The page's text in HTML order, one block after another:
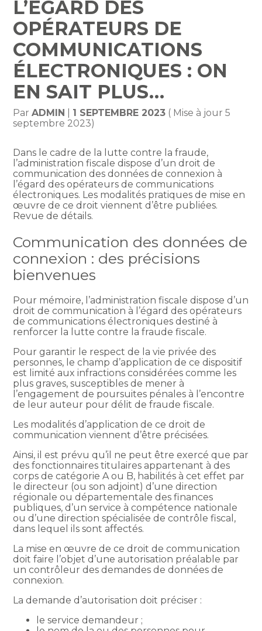
L’ÉGARD DES
OPÉRATEURS DE
COMMUNICATIONS
ÉLECTRONIQUES : ON
EN SAIT PLUS…
ParADMIN 1 SEPTEMBRE 2023 ( Mise à jour 5
septembre 2023)
Dans le cadre de la lutte contre la fraude,
l’administration fiscale dispose d’un droit de
communication des données de connexion à
l’égard des opérateurs de communications
électroniques. Les modalités pratiques de mise en
œuvre de ce droit viennent d’être publiées.
Revue de détails.
Communication des données de
connexion : des précisions
bienvenues
Pour mémoire, l’administration fiscale dispose d’un
droit de communication à l’égard des opérateurs
de communications électroniques destiné à
renforcer la lutte contre la fraude fiscale.
Pour garantir le respect de la vie privée des
personnes, le champ d’application de ce dispositif
est limité aux infractions considérées comme les
plus graves, susceptibles de mener à
l’engagement de poursuites pénales à l’encontre
de leur auteur pour délit de fraude fiscale.
Les modalités d’application de ce droit de
communication viennent d’être précisées.
Ainsi, il est prévu qu’il ne peut être exercé que par
des fonctionnaires titulaires appartenant à des
corps de catégorie A ou B, habilités à cet effet par
le directeur (ou son adjoint) d’une direction
régionale ou départementale des finances
publiques, d’un service à compétence nationale
ou d’une direction spécialisée de contrôle fiscal,
dans lequel ils sont affectés.
La mise en œuvre de ce droit de communication
doit faire l’objet d’une autorisation préalable par
un contrôleur des demandes de données de
connexion.
La demande d’autorisation doit préciser :
le service demandeur ;